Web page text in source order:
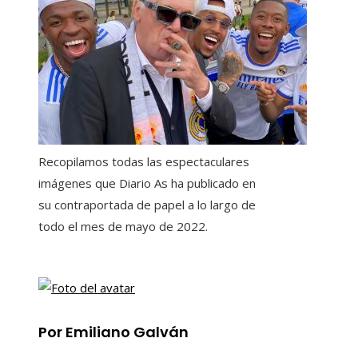
Recopilamos todas las espectaculares
imágenes que Diario As ha publicado en
su contraportada de papel a lo largo de
todo el mes de mayo de 2022.
Por Emiliano Galván